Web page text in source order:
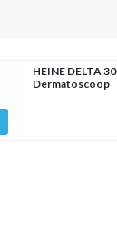
HEINE DELTA 30
Dermatoscoop